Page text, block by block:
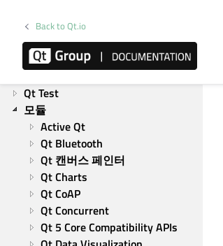
Back to Qt.io
Qt 네트워크
Qt Qml
Qt Quick
Qt Test
모듈
Active Qt
Qt Bluetooth
Qt 캔버스 페인터
Qt Charts
Qt CoAP
Qt Concurrent
Qt 5 Core Compatibility APIs